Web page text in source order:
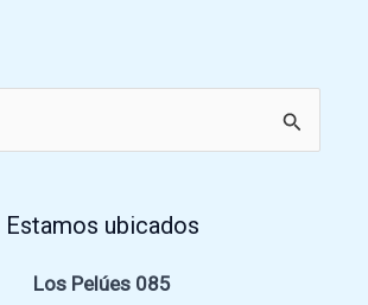
Estamos ubicados
Los Pelúes 085